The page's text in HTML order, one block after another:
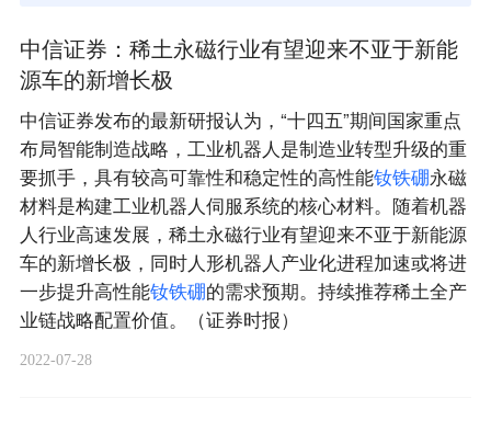
中信证券：稀土永磁行业有望迎来不亚于新能
源车的新增长极
中信证券发布的最新研报认为，“十四五”期间国家重点
布局智能制造战略，工业机器人是制造业转型升级的重
要抓手，具有较高可靠性和稳定性的高性能钕铁硼永磁
材料是构建工业机器人伺服系统的核心材料。随着机器
人行业高速发展，稀土永磁行业有望迎来不亚于新能源
车的新增长极，同时人形机器人产业化进程加速或将进
一步提升高性能钕铁硼的需求预期。持续推荐稀土全产
业链战略配置价值。（证券时报）
2022-07-28